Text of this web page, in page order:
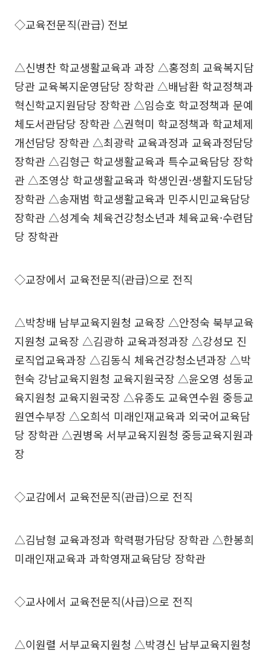
◇교육전문직(관급) 전보
△신병찬 학교생활교육과 과장 △홍정희 교육복지담
당관 교육복지운영담당 장학관 △배남환 학교정책과
혁신학교지원담당 장학관 △임승호 학교정책과 문예
체도서관담당 장학관 △권혁미 학교정책과 학교체제
개선담당 장학관 △최광락 교육과정과 교육과정담당
장학관 △김형근 학교생활교육과 특수교육담당 장학
관 △조영상 학교생활교육과 학생인권·생활지도담당
장학관 △송재범 학교생활교육과 민주시민교육담당
장학관 △성계숙 체육건강청소년과 체육교육·수련담
당 장학관
◇교장에서 교육전문직(관급)으로 전직
△박창배 남부교육지원청 교육장 △안정숙 북부교육
지원청 교육장 △김광하 교육과정과장 △강성모 진
로직업교육과장 △김동식 체육건강청소년과장 △박
현숙 강남교육지원청 교육지원국장 △윤오영 성동교
육지원청 교육지원국장 △유종도 교육연수원 중등교
원연수부장 △오희석 미래인재교육과 외국어교육담
당 장학관 △권병옥 서부교육지원청 중등교육지원과
장
◇교감에서 교육전문직(관급)으로 전직
△김남형 교육과정과 학력평가담당 장학관 △한봉희
미래인재교육과 과학영재교육담당 장학관
◇교사에서 교육전문직(사급)으로 전직
△이원렬 서부교육지원청 △박경신 남부교육지원청